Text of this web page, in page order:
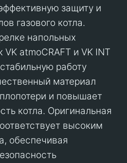
защиту и
газового котла.
напольных
atmoCRAFT и VK INT
работу
материал
и повышает
котла. Оригинальная
высоким
обеспечивая